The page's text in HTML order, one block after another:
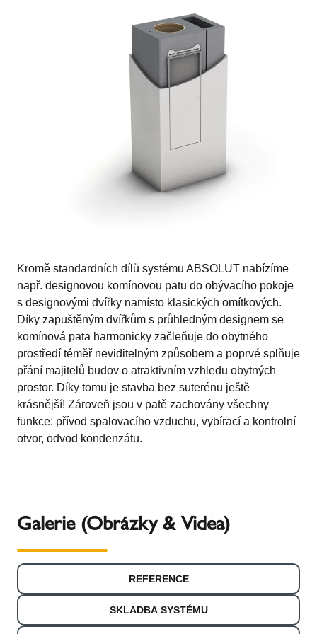
Kromě standardních dílů systému ABSOLUT nabízíme
např. designovou komínovou patu do obývacího pokoje
s designovými dvířky namísto klasických omítkových.
Díky zapuštěným dvířkům s průhledným designem se
komínová pata harmonicky začleňuje do obytného
prostředí téměř neviditelným způsobem a poprvé splňuje
přání majitelů budov o atraktivním vzhledu obytných
prostor. Díky tomu je stavba bez suterénu ještě
krásnější! Zároveň jsou v patě zachovány všechny
funkce: přívod spalovacího vzduchu, vybírací a kontrolní
otvor, odvod kondenzátu.
Galerie (Obrázky & Videa)
REFERENCE
SKLADBA SYSTÉMU